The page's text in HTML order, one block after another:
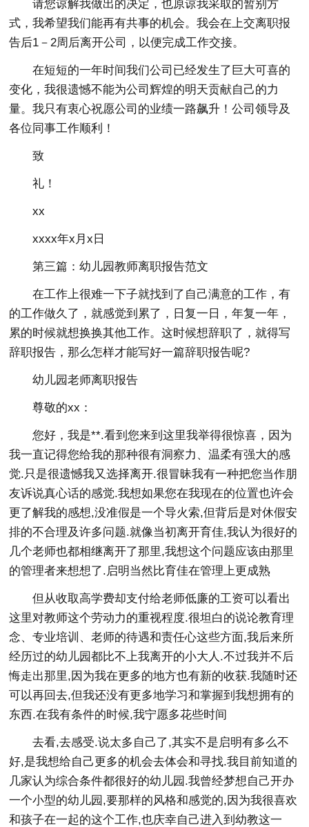
请您谅解我做出的决定，也原谅我采取的暂别方
式，我希望我们能再有共事的机会。我会在上交离职报
告后1－2周后离开公司，以便完成工作交接。
在短短的一年时间我们公司已经发生了巨大可喜的
变化，我很遗憾不能为公司辉煌的明天贡献自己的力
量。我只有衷心祝愿公司的业绩一路飙升！公司领导及
各位同事工作顺利！
致
礼！
xx
xxxx年x月x日
第三篇：幼儿园教师离职报告范文
在工作上很难一下子就找到了自己满意的工作，有
的工作做久了，就感觉到累了，日复一日，年复一年，
累的时候就想换换其他工作。这时候想辞职了，就得写
辞职报告，那么怎样才能写好一篇辞职报告呢?
幼儿园老师离职报告
尊敬的xx：
您好，我是**.看到您来到这里我举得很惊喜，因为
我一直记得您给我的那种很有洞察力、温柔有强大的感
觉.只是很遗憾我又选择离开.很冒昧我有一种把您当作朋
友诉说真心话的感觉.我想如果您在我现在的位置也许会
更了解我的感想,没准假是一个导火索,但背后是对休假安
排的不合理及许多问题.就像当初离开育佳,我认为很好的
几个老师也都相继离开了那里,我想这个问题应该由那里
的管理者来想想了.启明当然比育佳在管理上更成熟
但从收取高学费却支付给老师低廉的工资可以看出
这里对教师这个劳动力的重视程度.很坦白的说论教育理
念、专业培训、老师的待遇和责任心这些方面,我后来所
经历过的幼儿园都比不上我离开的小大人.不过我并不后
悔走出那里,因为我在更多的地方也有新的收获.我随时还
可以再回去,但我还没有更多地学习和掌握到我想拥有的
东西.在我有条件的时候,我宁愿多花些时间
去看,去感受.说太多自己了,其实不是启明有多么不
好,是我想给自己更多的机会去体会和寻找.我目前知道的
几家认为综合条件都很好的幼儿园.我曾经梦想自己开办
一个小型的幼儿园,要那样的风格和感觉的,因为我很喜欢
和孩子在一起的这个工作,也庆幸自己进入到幼教这一